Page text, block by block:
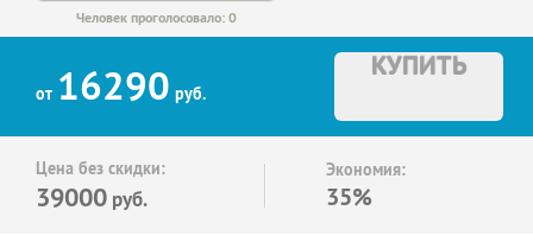
Человек проголосовало: 0
от 16290 руб.
КУПИТЬ
Цена без скидки:
39000 руб.
Экономия:
35%